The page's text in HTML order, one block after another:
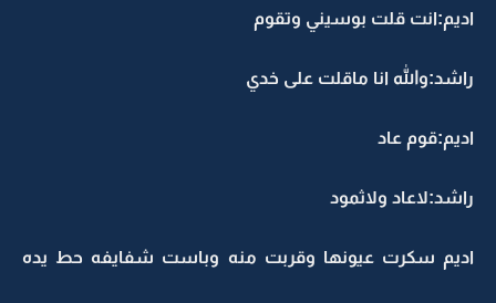
اديم:انت قلت بوسيني وتقوم
راشد:والله انا ماقلت على خدي
اديم:قوم عاد
راشد:لاعاد ولاثمود
اديم سكرت عيونها وقربت منه وباست شفايفه حط يده